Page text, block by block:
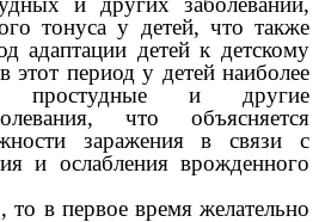
тонуса у детей, что также
адаптации детей к детскому
этот период у детей наиболее
простудные и другие
что объясняется
заражения в связи с
и ослабления врожденного
то в первое время желательно